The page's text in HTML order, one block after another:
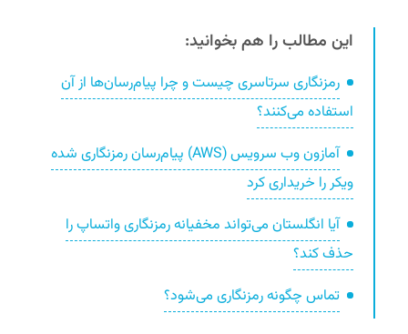
این مطالب را هم بخوانید:
رمزنگاری سرتاسری چیست و چرا پیام‌رسان‌ها از آن
استفاده می‌کنند؟
آمازون وب سرویس (AWS) پیام‌رسان رمزنگاری شده‌
ویکر را خریداری کرد
آیا انگلستان می‌تواند مخفیانه رمزنگاری واتساپ را
حذف کند؟
تماس چگونه رمزنگاری می‌شود؟